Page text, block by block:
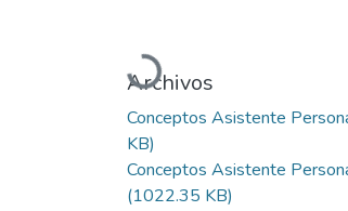
Cargando...
Archivos
Conceptos Asistente
KB)
Conceptos Asistente
(1022.35 KB)